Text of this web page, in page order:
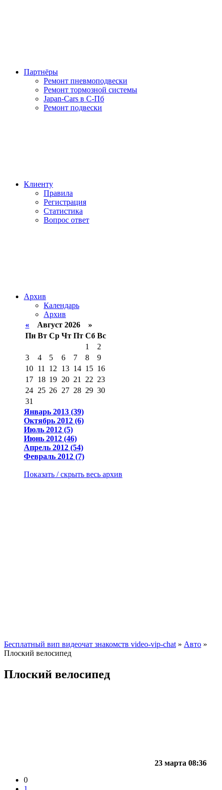
Партнёры
Ремонт пневмоподвески
Ремонт тормозной системы
Japan-Cars в С-Пб
Ремонт подвески
Клиенту
Правила
Регистрация
Статистика
Вопрос ответ
Архив
Календарь
Архив
« Август 2026 »
Пн Вт Ср Чт Пт Сб Вс
1
2
3
4 5 6 7 8
9
10 11 12 13 14 15 16
17 18 19 20 21 22 23
24 25 26 27 28 29 30
31
Январь 2013 (39)
Октябрь 2012 (6)
Июль 2012 (5)
Июнь 2012 (46)
Апрель 2012 (54)
Февраль 2012 (7)
Показать / скрыть весь архив
Бесплатный вип видеочат знакомств video-vip-chat » Авто »
Плоский велосипед
Плоский велосипед
23 марта 08:36
0